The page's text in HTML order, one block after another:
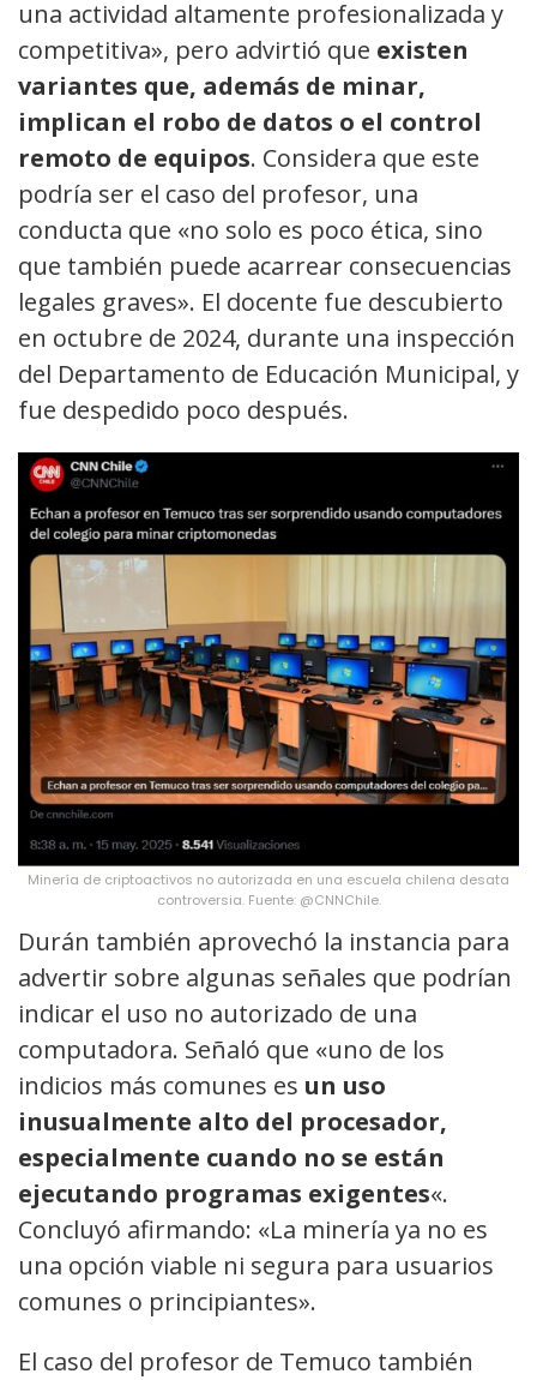
una actividad altamente profesionalizada y
competitiva», pero advirtió que existen
variantes que, además de minar,
implican el robo de datos o el control
remoto de equipos. Considera que este
podría ser el caso del profesor, una
conducta que «no solo es poco ética, sino
que también puede acarrear consecuencias
legales graves». El docente fue descubierto
en octubre de 2024, durante una inspección
del Departamento de Educación Municipal, y
fue despedido poco después.
Minería de criptoactivos no autorizada en una escuela chilena desata
controversia. Fuente: @CNNChile.
Durán también aprovechó la instancia para
advertir sobre algunas señales que podrían
indicar el uso no autorizado de una
computadora. Señaló que «uno de los
indicios más comunes es un uso
inusualmente alto del procesador,
especialmente cuando no se están
ejecutando programas exigentes«.
Concluyó afirmando: «La minería ya no es
una opción viable ni segura para usuarios
comunes o principiantes».
El caso del profesor de Temuco también